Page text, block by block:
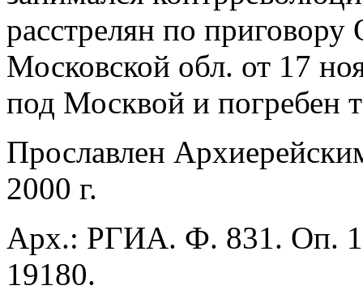
расстрелян по
Московской обл. от 17
под Москвой и погребен
Прославлен
2000 г.
Арх.: РГИА. Ф. 831. Оп.
19180.